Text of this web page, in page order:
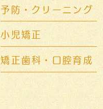
予防・クリーニング
小児矯正
矯正歯科・口腔育成